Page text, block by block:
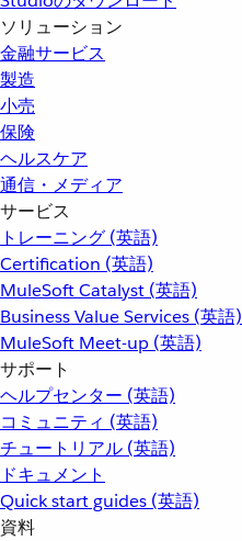
ソリューション
金融サービス
製造
小売
保険
ヘルスケア
通信・メディア
サービス
トレーニング (英語)
Certification (英語)
MuleSoft Catalyst (英語)
Business Value Services (英語)
MuleSoft Meet-up (英語)
サポート
ヘルプセンター (英語)
コミュニティ (英語)
チュートリアル (英語)
ドキュメント
Quick start guides (英語)
資料